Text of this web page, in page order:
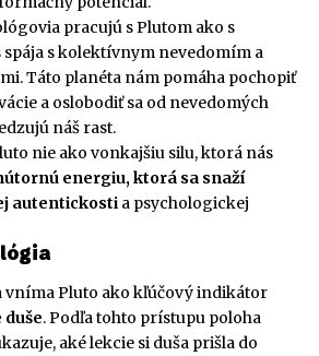
pracujú s Plutom ako s
s kolektívnym nevedomím a
Táto planéta nám pomáha pochopiť
a oslobodiť sa od nevedomých
náš rast.
nie ako vonkajšiu silu, ktorá nás
energiu, ktorá sa snaží
autentickosti a psychologickej
vníma Pluto ako kľúčový indikátor
duše. Podľa tohto prístupu poloha
aké lekcie si duša prišla do